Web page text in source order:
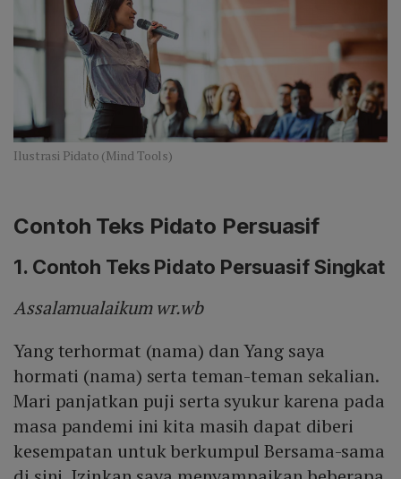
Ilustrasi Pidato (Mind Tools)
Contoh Teks Pidato Persuasif
1. Contoh Teks Pidato Persuasif Singkat
Assalamualaikum wr.wb
Yang terhormat (nama) dan Yang saya
hormati (nama) serta teman-teman sekalian.
Mari panjatkan puji serta syukur karena pada
masa pandemi ini kita masih dapat diberi
kesempatan untuk berkumpul Bersama-sama